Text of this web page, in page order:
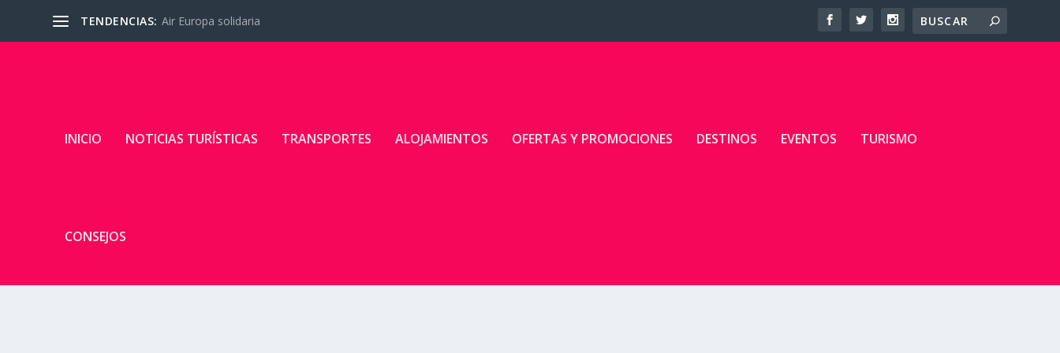
TENDENCIAS: Air Europa solidaria
INICIO NOTICIAS TURÍSTICAS TRANSPORTES ALOJAMIENTOS OFERTAS Y PROMOCIONES DESTINOS EVENTOS TURISMO
CONSEJOS